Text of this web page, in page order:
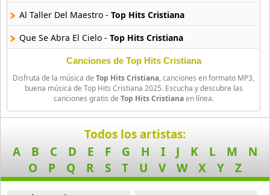
90s Party Hits
58 músicas online
90s Pop Rock
50 músicas online
90s Rap
50 músicas online
Acoustic Pop
49 músicas online
Al Taller Del Maestro - Top Hits Cristiana
Que Se Abra El Cielo - Top Hits Cristiana
Al Que Es Digno -Top Hits Cristiana
Digno De Gloria -Top Hits Cristiana
El Es Mi Amigo Fiel -
Top Hits Cristiana
Jesus Has Mi Caracter -Top Hits Cristiana
Canta Al Senor -
Top Hits Cristiana
Como En El Cielo (feat Marcos Brunet) -Top Hits Cristiana
Canciones de Top Hits Cristiana
Disfruta de la música de Top Hits Cristiana, canciones en formato MP3,
buena música de Top Hits Cristiana 2025. Escucha y descubre las
canciones gratis de Top Hits Cristianaen línea.
Todos los artistas:
A
B C D E F G H I J K L M
N
O
P Q R S T U V W X Y Z